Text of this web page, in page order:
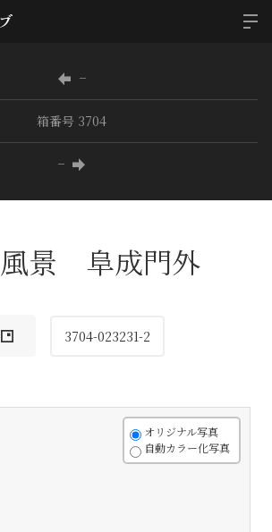
−
箱番号 3704
−
景 阜成門外
3704-023231-2
オリジナル写真
自動カラー化写真